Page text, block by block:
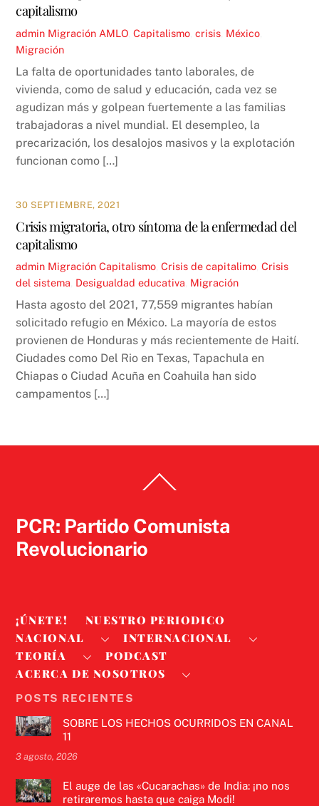
capitalismo
admin Migración AMLO ,Capitalismo ,crisis México
Migración
La falta de oportunidades tanto laborales, de
vivienda, como de salud y educación, cada vez se
agudizan más y golpean fuertemente a las familias
trabajadoras a nivel mundial. El desempleo, la
precarización, los desalojos masivos y la explotación
funcionan como […]
30 SEPTIEMBRE, 2021
Crisis migratoria, otro síntoma de la enfermedad del
capitalismo
admin Migración Capitalismo ,Crisis de capitalimo ,Crisis
del sistema Desigualdad educativa Migración
Hasta agosto del 2021, 77,559 migrantes habían
solicitado refugio en México. La mayoría de estos
provienen de Honduras y más recientemente de Haití.
Ciudades como Del Rio en Texas, Tapachula en
Chiapas o Ciudad Acuña en Coahuila han sido
campamentos […]
To
PCR: Partido Comunista
Revolucionario
¡ÚNETE!
NUESTRO PERIODICO
NACIONAL
INTERNACIONAL
TEORÍA
PODCAST
ACERCA DE NOSOTROS
POSTS RECIENTES
SOBRE LOS HECHOS OCURRIDOS EN CANAL
11
3 agosto, 2026
El auge de las «Cucarachas» de India: ¡no nos
retiraremos hasta que caiga Modi!